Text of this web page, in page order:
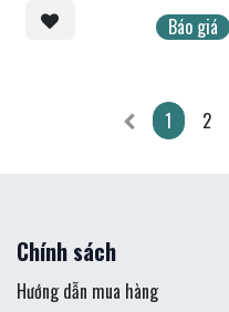
Báo giá
1 2
Chính sách
Hướng dẫn mua hàng